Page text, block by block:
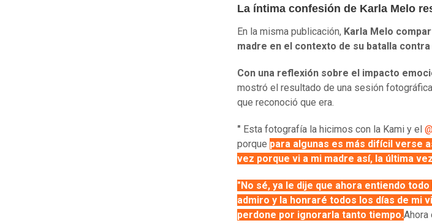
La íntima confesión de Karla Melo
En la misma publicación, Karla Melo
madre en el contexto de su batalla
Con una reflexión sobre el impacto
mostró el resultado de una sesión
que reconoció que era.
" Esta fotografía la hicimos con la Kami y el
porque para algunas es más difícil verse
vez porque vi a mi madre así, la última
"No sé, ya le dije que ahora entiendo
admiro y la honraré todos los días de mi
perdone por ignorarla tanto tiempo.Ahora